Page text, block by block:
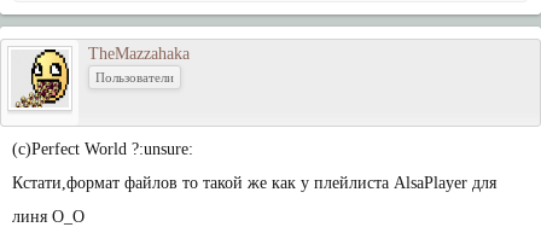
TheMazzahaka
Пользователи
(c)Perfect World ?:unsure:
Кстати,формат файлов то такой же как у плейлиста AlsaPlayer для
линя О_О